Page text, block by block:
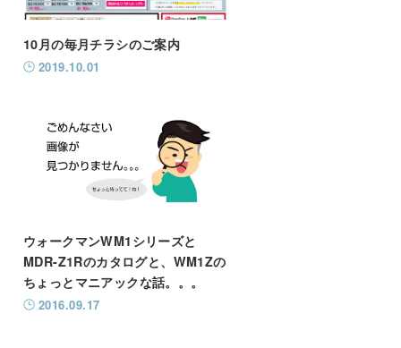
10月の毎月チラシのご案内
2019.10.01
ウォークマンWM1シリーズと
MDR-Z1Rのカタログと、WM1Zの
ちょっとマニアックな話。。。
2016.09.17